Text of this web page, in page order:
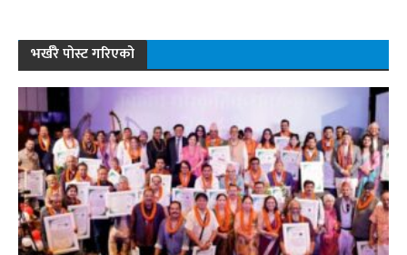
भर्खरै पोस्ट गरिएको